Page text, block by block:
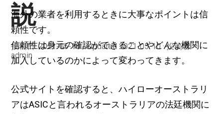
説
投稿日:2021-05-10 / Updated 2021-05-10 投稿者:
admin
海外の業者を利用するときに大事なポイントは信
頼性です。
信頼性は身元の確認ができることやどんな機関に
加入しているのかによって変わってきます。
公式サイトを確認すると、ハイローオーストラリ
アはASICと言われるオーストラリアの法廷機関に